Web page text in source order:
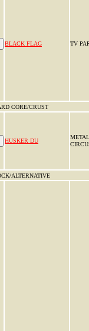
BLACK FLAG TV
CORE/CRUST
HUSKER DU
METAL
ALTERNATIVE